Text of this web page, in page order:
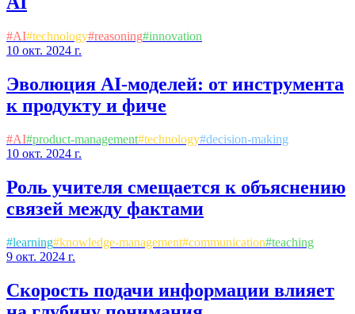
#AI#technology#reasoning#innovation
10 окт. 2024 г.
Эволюция AI-моделей: от инструмента
к продукту и фиче
#AI#product-management#technology#decision-making
10 окт. 2024 г.
Роль учителя смещается к объяснению
связей между фактами
#learning#knowledge-management#communication#teaching
9 окт. 2024 г.
Скорость подачи информации влияет